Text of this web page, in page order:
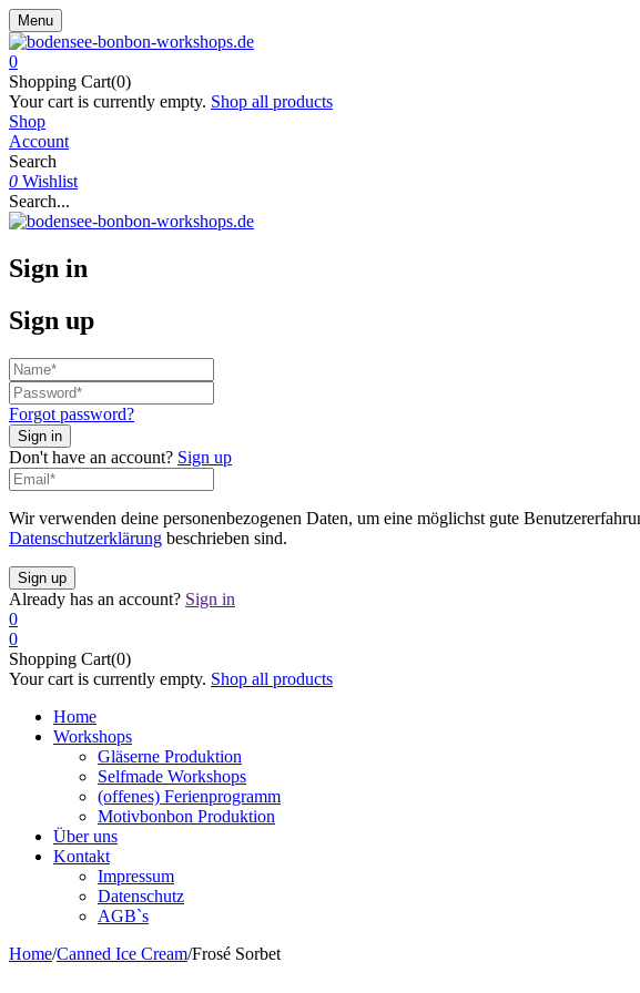
Menu
0
Shopping Cart(0)
Your cart is currently empty. Shop all products
Shop
Account
Search
0 Wishlist
Search...
Sign in
Sign up
Forgot password?
Don't have an account? Sign up
Wir verwenden deine personenbezogenen Daten, um eine möglichst gute
Datenschutzerklärung beschrieben sind.
Already has an account? Sign in
0
0
Shopping Cart(0)
Your cart is currently empty. Shop all products
Home
Workshops
Gläserne Produktion
Selfmade Workshops
(offenes) Ferienprogramm
Motivbonbon Produktion
Über uns
Kontakt
Impressum
Datenschutz
AGB`s
Home/Canned Ice Cream/Frosé Sorbet